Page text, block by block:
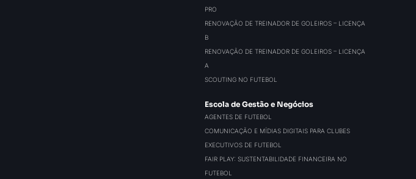
PRO
RENOVAÇÃO DE TREINADOR DE GOLEIROS – LICENÇA
B
RENOVAÇÃO DE TREINADOR DE GOLEIROS – LICENÇA
A
SCOUTING NO FUTEBOL
Escola de Gestão e Negócios
AGENTES DE FUTEBOL
COMUNICAÇÃO E MÍDIAS DIGITAIS PARA CLUBES
EXECUTIVOS DE FUTEBOL
FAIR PLAY: SUSTENTABILIDADE FINANCEIRA NO
FUTEBOL